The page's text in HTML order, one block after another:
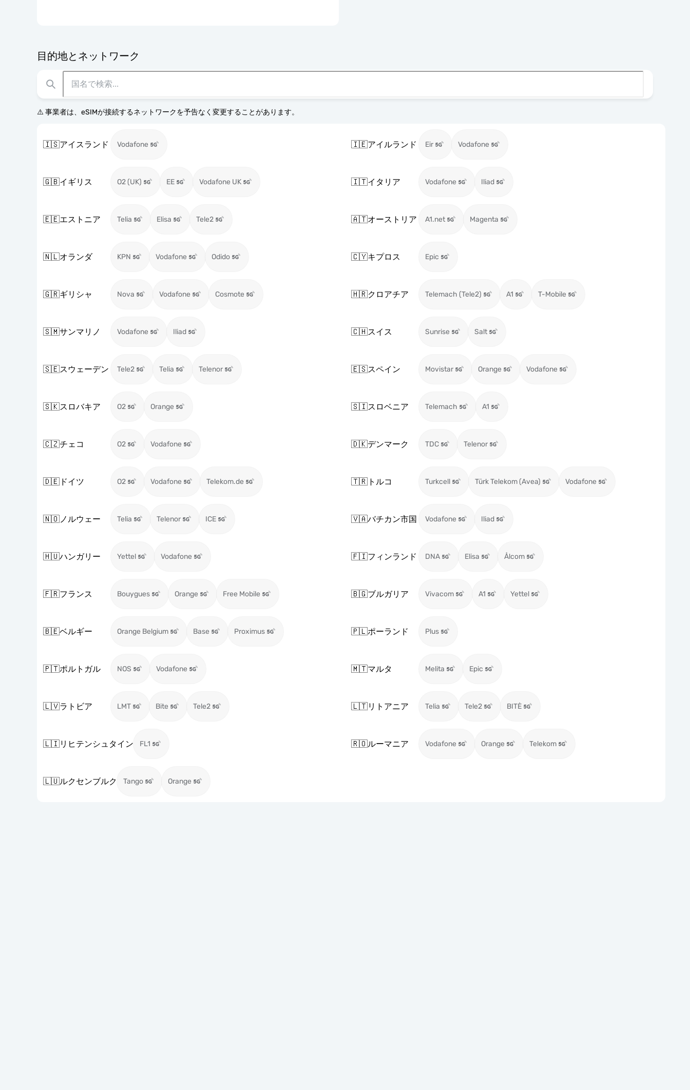
目的地とネットワーク
⚠️ 事業者は、eSIMが接続するネットワークを予告なく変更することがあります。
🇮🇸アイスランド Vodafone 🇮🇪アイルランド Eir Vodafone
🇬🇧イギリス O2 (UK) EE Vodafone UK 🇮🇹イタリア Vodafone Iliad
🇪🇪エストニア Telia Elisa Tele2 🇦🇹オーストリア A1.net Magenta
🇳🇱オランダ KPN Vodafone Odido 🇨🇾キプロス Epic
🇬🇷ギリシャ Nova Vodafone Cosmote 🇭🇷クロアチア Telemach (Tele2) A1 T-Mobile
🇸🇲サンマリノ Vodafone Iliad 🇨🇭スイス Sunrise Salt
🇸🇪スウェーデン Tele2 Telia Telenor 🇪🇸スペイン Movistar Orange Vodafone
🇸🇰スロバキア O2 Orange 🇸🇮スロベニア Telemach A1
🇨🇿チェコ O2 Vodafone 🇩🇰デンマーク TDC Telenor
🇩🇪 ドイツ O2 Vodafone Telekom.de 🇹🇷 トルコ Turkcell Türk Telekom (Avea) Vodafone
🇳🇴 ノルウェー Telia Telenor ICE 🇻🇦バチカン市国 Vodafone Iliad
🇭🇺ハンガリー Yettel Vodafone 🇫🇮フィンランド DNA Elisa Ålcom
🇫🇷フランス Bouygues Orange Free Mobile 🇧🇬ブルガリア Vivacom A1 Yettel
🇧🇪ベルギー Orange Belgium Base Proximus 🇵🇱ポーランド Plus
🇵🇹ポルトガル NOS Vodafone 🇲🇹マルタ Melita Epic
🇱🇻ラトビア LMT Bite Tele2 🇱🇹リトアニア Telia Tele2 BITĖ
🇱🇮リヒテンシュタイン FL1 🇷🇴ルーマニア Vodafone Orange Telekom
🇱🇺ルクセンブルク Tango Orange